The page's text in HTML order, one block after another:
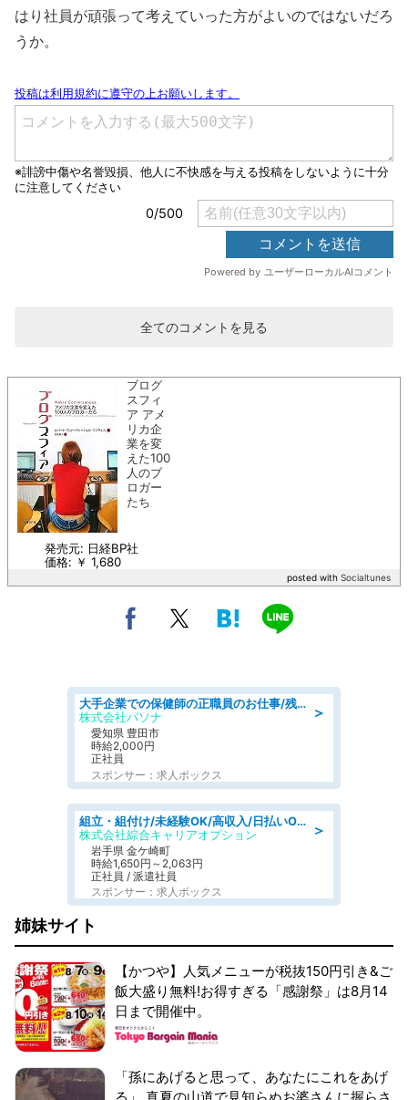
はり社員が頑張って考えていった方がよいのではないだろ
うか。
全てのコメントを見る
ブログ
スフィ
ア アメ
リカ企
業を変
えた100
人のブ
ロガー
たち
発売元: 日経BP社
価格: ￥ 1,680
posted with Socialtunes
＞
大手企業での保健師の正職員のお仕事/残業なし/要資格:保健師
株式会社パソナ
愛知県 豊田市
時給2,000円
正社員
スポンサー：求人ボックス
＞
組立・組付け/未経験OK/高収入/日払いOK/交替制/20・30・40代活躍中
株式会社綜合キャリアオプション
岩手県 金ケ崎町
時給1,650円～2,063円
正社員 / 派遣社員
スポンサー：求人ボックス
姉妹サイト
【かつや】人気メニューが税抜150円引き&ご
飯大盛り無料!お得すぎる「感謝祭」は8月14
日まで開催中。
「孫にあげると思って、あなたにこれをあげ